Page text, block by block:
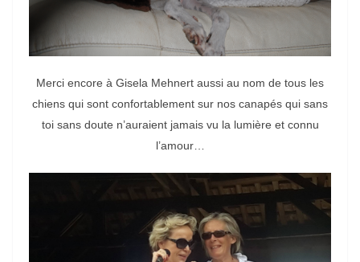
Merci encore à Gisela Mehnert aussi au nom de tous les
chiens qui sont confortablement sur nos canapés qui sans
toi sans doute n’auraient jamais vu la lumière et connu
l’amour…